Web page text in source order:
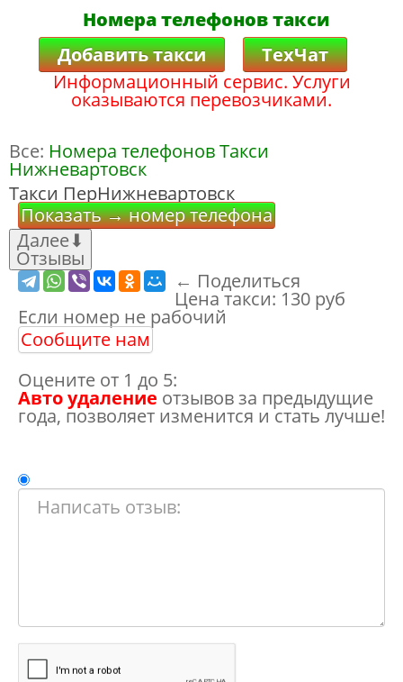
Номера телефонов такси
Добавить такси
ТехЧат
Информационный сервис. Услуги
оказываются перевозчиками.
Все: Номера телефонов Такси
Нижневартовск
Такси ПерНижневартовск
Показать → номер телефона
Далее⬇
Отзывы
← Поделиться
Цена такси: 130 руб
Если номер не рабочий
Сообщите нам
Оцените от 1 до 5:
Авто удаление отзывов за предыдущие
года, позволяет изменится и стать лучше!